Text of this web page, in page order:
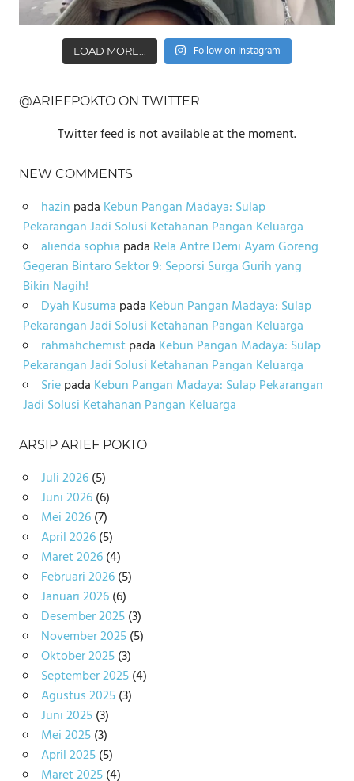
LOAD MORE... Follow on Instagram
@ARIEFPOKTO ON TWITTER
Twitter feed is not available at the moment.
NEW COMMENTS
hazin pada Kebun Pangan Madaya: Sulap
Pekarangan Jadi Solusi Ketahanan Pangan Keluarga
alienda sophia pada Rela Antre Demi Ayam Goreng
Gegeran Bintaro Sektor 9: Seporsi Surga Gurih yang
Bikin Nagih!
Dyah Kusuma pada Kebun Pangan Madaya: Sulap
Pekarangan Jadi Solusi Ketahanan Pangan Keluarga
rahmahchemistpada Kebun Pangan Madaya: Sulap
Pekarangan Jadi Solusi Ketahanan Pangan Keluarga
Sriepada Kebun Pangan Madaya: Sulap Pekarangan
Jadi Solusi Ketahanan Pangan Keluarga
ARSIP ARIEF POKTO
Juli 2026(5)
Juni 2026(6)
Mei 2026(7)
April 2026(5)
Maret 2026(4)
Februari 2026(5)
Januari 2026(6)
Desember 2025(3)
November 2025(5)
Oktober 2025(3)
September 2025(4)
Agustus 2025(3)
Juni 2025(3)
Mei 2025(3)
April 2025(5)
Maret 2025(4)